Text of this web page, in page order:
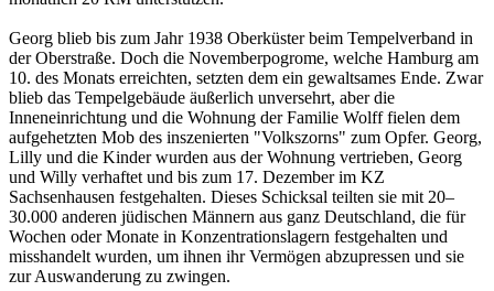
Georg blieb bis zum Jahr 1938 Oberküster beim Tempelverband in
der Oberstraße. Doch die Novemberpogrome, welche Hamburg am
10. des Monats erreichten, setzten dem ein gewaltsames Ende. Zwar
blieb das Tempelgebäude äußerlich unversehrt, aber die
Inneneinrichtung und die Wohnung der Familie Wolff fielen dem
aufgehetzten Mob des inszenierten "Volkszorns" zum Opfer. Georg,
Lilly und die Kinder wurden aus der Wohnung vertrieben, Georg
und Willy verhaftet und bis zum 17. Dezember im KZ
Sachsenhausen festgehalten. Dieses Schicksal teilten sie mit 20–
30.000 anderen jüdischen Männern aus ganz Deutschland, die für
Wochen oder Monate in Konzentrationslagern festgehalten und
misshandelt wurden, um ihnen ihr Vermögen abzupressen und sie
zur Auswanderung zu zwingen.